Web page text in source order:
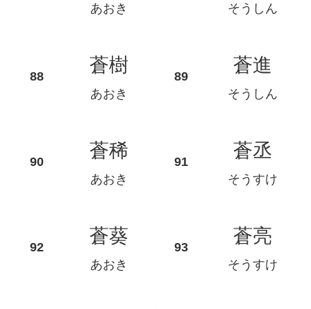
あおき そうしん
蒼樹
あおき
蒼進
そうしん
蒼稀
あおき
蒼丞
そうすけ
蒼葵
あおき
蒼亮
そうすけ